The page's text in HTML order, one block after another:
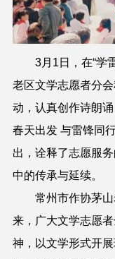
3月1日，在“学
老区文学志愿者分
动，认真创作诗朗
春天出发 与雷锋同
出，诠释了志愿服
中的传承与延续。
常州市作协茅
来， 广大文学志愿者
神， 以文学形式开